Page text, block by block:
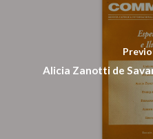
Alicia Zanotti de